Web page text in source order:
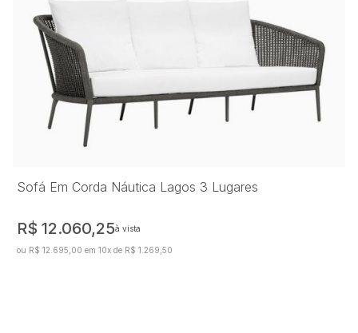
Sofá Em Corda Náutica Lagos 3 Lugares
R$ 12.060,25à vista
ou R$ 12.695,00 em 10x de R$ 1.269,50